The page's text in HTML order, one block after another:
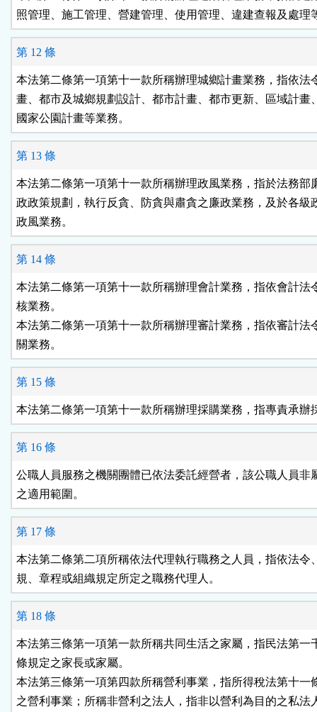
照管理、施工管理、營建管理、使用管理、違建查報及處理
第 12 條
本法第二條第一項第十一款所稱辦理城鄉計畫業務，指依法
畫、都市及城鄉規劃設計、都市計畫、都市更新、區域計畫
國家公園計畫等業務。
第 13 條
本法第二條第一項第十一款所稱辦理政風業務，指於法務部
政政策規劃，執行反貪、防貪與肅貪之廉政業務，及於各級
政風業務。
第 14 條
本法第二條第一項第十一款所稱辦理會計業務，指依會計法
核業務。
本法第二條第一項第十一款所稱辦理審計業務，指依審計法
關業務。
第 15 條
本法第二條第一項第十一款所稱辦理採購業務，指專責承辦
第 16 條
公職人員服務之機關團體已依法委託經營者，該公職人員非
之適用範圍。
第 17 條
本法第二條第二項所稱依法代理執行職務之人員，指依法令
規、章程或組織規定所定之職務代理人。
第 18 條
本法第三條第一項第一款所稱共同生活之家屬，指民法第一
條規定之家長或家屬。
本法第三條第一項第四款所稱營利事業，指所得稅法第十一
之營利事業；所稱非營利之法人，指非以營利為目的之私法